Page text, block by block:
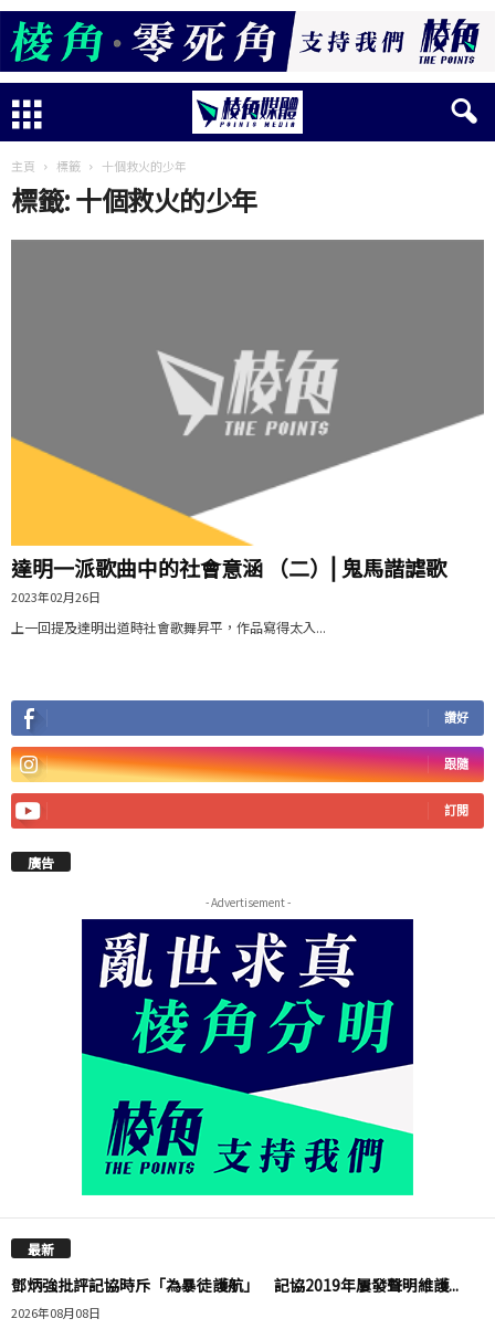
主頁 標籤 十個救火的少年
標籤: 十個救火的少年
達明一派歌曲中的社會意涵 （二）⎜鬼馬諧謔歌
2023年02月26日
上一回提及達明出道時社會歌舞昇平，作品寫得太入...
讚好
跟隨
訂閱
廣告
- Advertisement -
最新
鄧炳強批評記協時斥「為暴徒護航」 記協2019年屢發聲明維護...
2026年08月08日